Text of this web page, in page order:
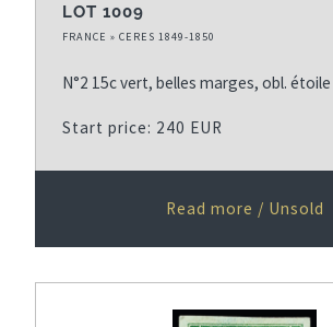
LOT 1009
FRANCE » CERES 1849-1850
N°2 15c vert, belles marges, obl.
Start price: 240 EUR
Read more / Unsold